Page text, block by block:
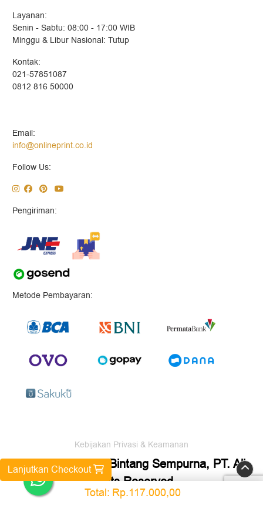
Total: Rp.117.000,00
Lanjutkan Checkout
Layanan:
Senin - Sabtu: 08:00 - 17:00 WIB
Minggu & Libur Nasional: Tutup
Kontak:
021-57851087
0812 816 50000
Email:
info@onlineprint.co.id
Follow Us:
Pengiriman:
Metode Pembayaran:
Kebijakan Privasi & Keamanan
Copyright ©2026 Bintang Sempurna, PT. All
Rights Reserved.